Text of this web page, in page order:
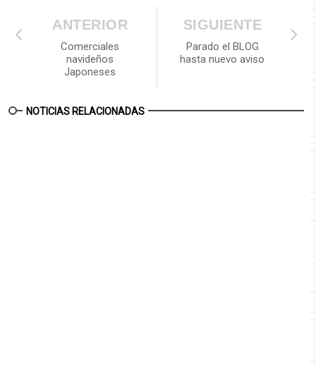
SIGUIENTE
Parado el BLOG
hasta nuevo aviso
ANTERIOR
Comerciales
navideños
Japoneses
NOTICIAS RELACIONADAS